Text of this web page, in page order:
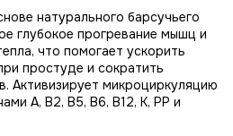
натурального барсучьего
глубокое прогревание мышц и
что помогает ускорить
простуде и сократить
Активизирует микроциркуляцию
А, В2, В5, В6, В12, K, PP и